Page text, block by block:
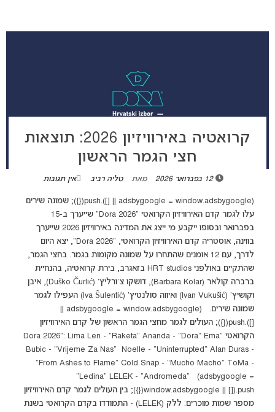
קרואטיה באירוויזיון 2026: תוצאות
חצי הגמר הראשון
12 בפברואר 2026 מאת טליה רביב אין תגובות
(adsbygoogle = window.adsbygoogle || []).push({}); שמונה שירים
עלו לגמר קדם האירוויזיון הקרואטי "Dora 2026" שייערך ב-15
בפברואר ובסופו ייקבע מי ייצג את המדינה באירוויזיון 2026 שייערך
בווינה, אוסטריה קדם האירוויזיון הקרואטי, "Dora 2026", יצא היום
לדרך, עם 12 אומנים שהתחרו על שמונה מקומות בגמר. בחצי הגמר,
שהתקיים באולפני HRT studios בזאגרב, בירת קרואטיה, בהנחיית
ברברה קולאר (Barbara Kolar), דושקו צ'ורליץ' (Duško Čurlić), איבן
וקושיץ' (Ivan Vukušić) ואיווה סולנטיץ' (Iva Šulentić) העפילו לגמר
שמונה שירים. (adsbygoogle = window.adsbygoogle ||
[]).push({}); העולים לגמר מחצי הגמר הראשון של קדם האירוויזיון
הקרואטי "Dora 2026": Lima Len - "Raketa" Ananda - "Dora" Ema
Bubic - "Vrijeme Za Nas" Noelle - "Uninterrupted" Alan Duras -
"From Ashes to Flame" Cold Snap - "Mucho Macho" ToMa -
"Ledina" LELEK - "Andromeda" (adsbygoogle =
window.adsbygoogle || []).push({}); בין העולים לגמר קדם האירוויזיון
מספר שמות מוכרים: ללק (LELEK) - התמודדו בקדם הקרואטי בשנת